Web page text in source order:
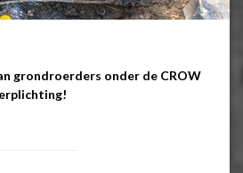
grondroerders onder de CROW